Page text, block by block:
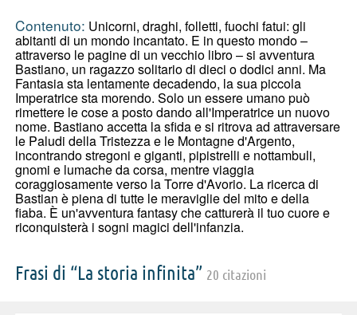
Contenuto: Unicorni, draghi, folletti, fuochi fatui: gli
abitanti di un mondo incantato. E in questo mondo –
attraverso le pagine di un vecchio libro – si avventura
Bastiano, un ragazzo solitario di dieci o dodici anni. Ma
Fantasia sta lentamente decadendo, la sua piccola
Imperatrice sta morendo. Solo un essere umano può
rimettere le cose a posto dando all'Imperatrice un nuovo
nome. Bastiano accetta la sfida e si ritrova ad attraversare
le Paludi della Tristezza e le Montagne d'Argento,
incontrando stregoni e giganti, pipistrelli e nottambuli,
gnomi e lumache da corsa, mentre viaggia
coraggiosamente verso la Torre d'Avorio. La ricerca di
Bastian è piena di tutte le meraviglie del mito e della
fiaba. È un'avventura fantasy che catturerà il tuo cuore e
riconquisterà i sogni magici dell'infanzia.
Frasi di “La storia infinita” 20 citazioni